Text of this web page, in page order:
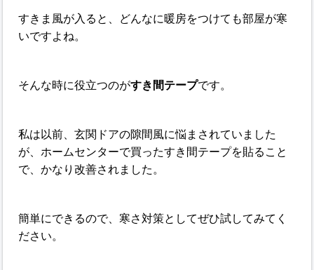
すきま風が入ると、どんなに暖房をつけても部屋が寒
いですよね。
そんな時に役立つのがすき間テープです。
私は以前、玄関ドアの隙間風に悩まされていました
が、ホームセンターで買ったすき間テープを貼ること
で、かなり改善されました。
簡単にできるので、寒さ対策としてぜひ試してみてく
ださい。